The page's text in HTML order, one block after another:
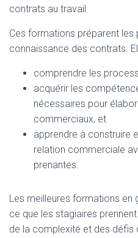
contrats au travail.
Ces formations préparent les
connaissance des contrats.
comprendre les
acquérir les
nécessaires pour
commerciaux, et
apprendre à construire
relation commerciale
prenantes.
Les meilleures formations
ce que les stagiaires
de la complexité et des